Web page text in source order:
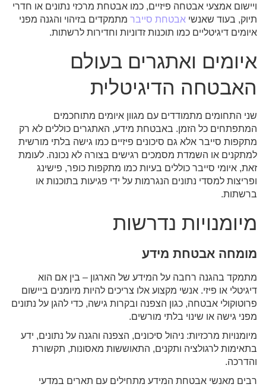
ויישום אמצעי אבטחה פיזיים, כמו אבטחת מרכזי נתונים או חדרי
תיוק, בעוד שאנשי אבטחת סייבר מתמקדים בזיהוי והגנה מפני
איומים דיגיטליים כמו תוכנות זדוניות וחדירות לרשתות.
איומים ואתגרים בעולם
האבטחה הדיגיטלית
שני התחומים מתמודדים עם מגוון איומים מתוחכמים
המתפתחים כל הזמן. באבטחת מידע, האתגרים כוללים לא רק
מתקפות סייבר אלא גם סיכונים פיזיים כמו גישה בלתי מורשית
למתקנים או השמדת מסמכים רגישים בצורה לא נכונה. לעומת
זאת, איומי סייבר כוללים בעיות כמו מתקפות כופר, פישינג
ופריצות למסדי נתונים הנגרמות על ידי פגיעות בתוכנות או
ברשתות.
מיומנויות נדרשות
מומחה אבטחת מידע
מתמקד בהגנה רחבה על המידע של הארגון – בין אם הוא
דיגיטלי או פיזי. אנשי מקצוע אלו צריכים להיות מיומנים ביישום
פרוטוקולי אבטחה, כגון הצפנה ובקרות גישה, כדי להגן על נתונים
מפני גישה או שינוי בלתי מורשים.
מיומנויות מרכזיות: ניהול סיכונים, הצפנה והגנה על נתונים, ידע
בתאימות לרגולציה ותקנים, התאוששות מאסונות, תקשורת
והדרכה.
רבים מאנשי אבטחת המידע מתחילים עם תארים במדעי